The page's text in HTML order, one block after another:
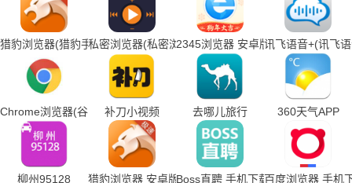
猎豹浏览器(猎豹手机浏览器下载)私密浏览器(私密浏览器手机下载)
2345浏览器 安卓版讯飞语音+(讯飞
Chrome浏览器(谷歌浏览器手机下载)
补刀小视频 去哪儿旅行 360天气APP
柳州95128 猎豹浏览器 安卓版Boss直聘 手机下载百度浏览器 手机